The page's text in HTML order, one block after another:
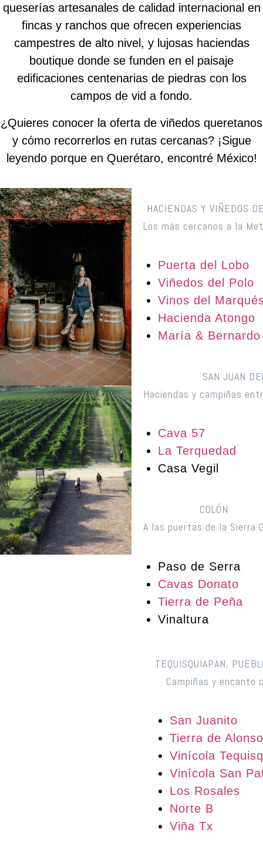
queserías artesanales de calidad internacional en
fincas y ranchos que ofrecen experiencias
campestres de alto nivel, y lujosas haciendas
boutique donde se funden en el paisaje
edificaciones centenarias de piedras con los
campos de vid a fondo.
¿Quieres conocer la oferta de viñedos queretanos
y cómo recorrerlos en rutas cercanas? ¡Sigue
leyendo porque en Querétaro, encontré México!
HACIENDAS Y VIÑEDOS
Los más cercanos a la
Puerta del Lobo
Viñedos del Polo
Vinos del
Hacienda Atongo
María &
SAN JUAN
Haciendas y campiñas
Cava 57
La Terquedad
Casa Vegil
COLÓN
A las puertas de la Sierra
Paso de Serra
Cavas Donato
Tierra de Peña
Vinaltura
TEQUISQUIAPAN,
Campiñas y encanto
San Juanito
Tierra de Alonso
Vinícola
Vinícola San
Los Rosales
Norte B
Viña Tx